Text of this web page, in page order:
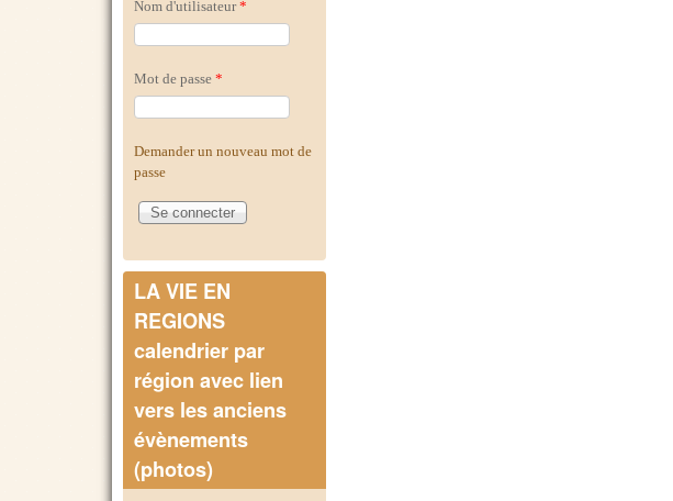
Nom d'utilisateur*
Mot de passe *
Demander un nouveau mot de
passe
LA VIE EN
REGIONS
calendrier par
région avec lien
vers les anciens
évènements
(photos)